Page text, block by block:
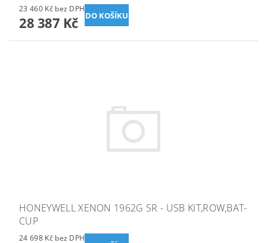
23 460 Kč bez DPH
28 387 Kč
HONEYWELL XENON 1962G SR - USB KIT,ROW,BAT-
CUP
24 698 Kč bez DPH